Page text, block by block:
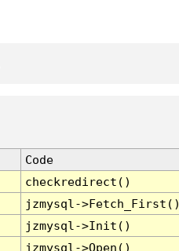
Code
checkredirect()
jzmysql-
jzmysql->Init()
jzmysql->Open()